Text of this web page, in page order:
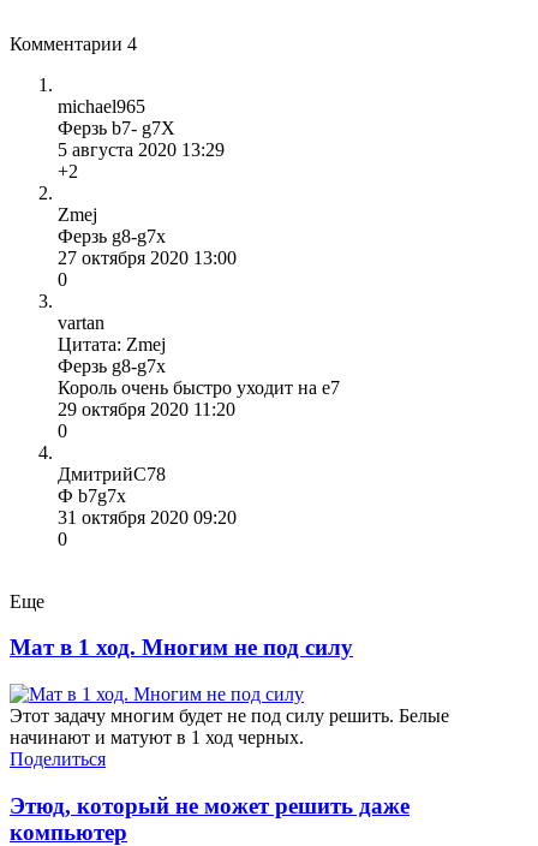
Комментарии 4
michael965
Ферзь b7- g7X
5 августа 2020 13:29
+2
Zmej
Ферзь g8-g7x
27 октября 2020 13:00
0
vartan
Цитата: Zmej
Ферзь g8-g7x
Король очень быстро уходит на е7
29 октября 2020 11:20
0
ДмитрийС78
Ф b7g7x
31 октября 2020 09:20
0
Еще
Мат в 1 ход. Многим не под силу
Этот задачу многим будет не под силу решить. Белые
начинают и матуют в 1 ход черных.
Поделиться
Этюд, который не может решить даже
компьютер